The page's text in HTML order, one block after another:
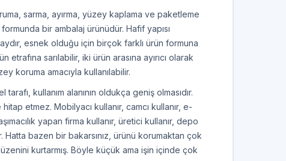
sarma, ayırma, yüzey kaplama ve paketleme
bir ambalaj ürünüdür. Hafif yapısı
esnek olduğu için birçok farklı ürün formuna
etrafına sarılabilir, iki ürün arasına ayırıcı olarak
koruma amacıyla kullanılabilir.
kullanım alanının oldukça geniş olmasıdır.
etmez. Mobilyacı kullanır, camcı kullanır, e-
yapan firma kullanır, üretici kullanır, depo
Hatta bazen bir bakarsınız, ürünü korumaktan çok
kurtarmış. Böyle küçük ama işin içinde çok